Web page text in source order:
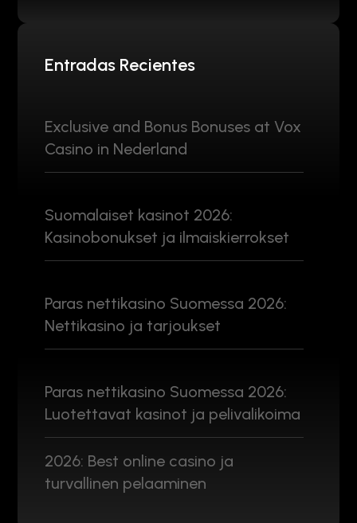
Entradas Recientes
Exclusive and Bonus Bonuses at Vox
Casino in Nederland
Suomalaiset kasinot 2026:
Kasinobonukset ja ilmaiskierrokset
Paras nettikasino Suomessa 2026:
Nettikasino ja tarjoukset
Paras nettikasino Suomessa 2026:
Luotettavat kasinot ja pelivalikoima
2026: Best online casino ja
turvallinen pelaaminen